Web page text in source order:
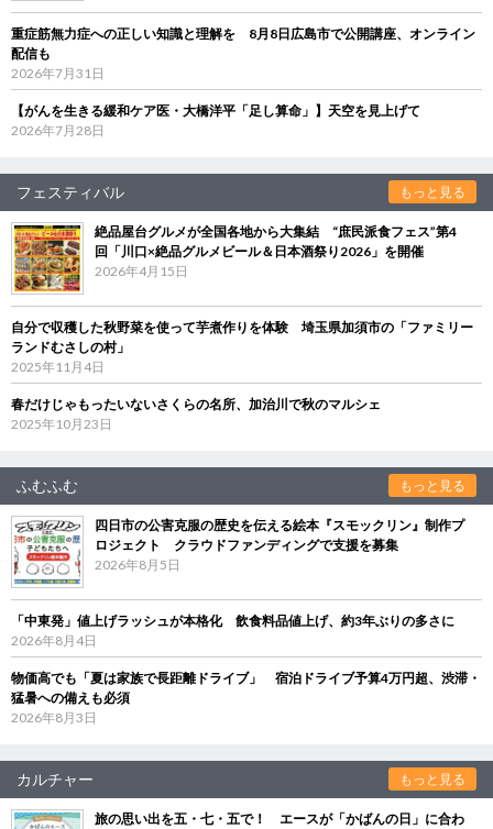
重症筋無力症への正しい知識と理解を 8月8日広島市で公開講座、オンライン
配信も
2026年7月31日
【がんを生きる緩和ケア医・大橋洋平「足し算命」】天空を見上げて
2026年7月28日
フェスティバル もっと見る
絶品屋台グルメが全国各地から大集結 “庶民派食フェス”第4
回「川口×絶品グルメビール＆日本酒祭り2026」を開催
2026年4月15日
自分で収穫した秋野菜を使って芋煮作りを体験 埼玉県加須市の「ファミリー
ランドむさしの村」
2025年11月4日
春だけじゃもったいないさくらの名所、加治川で秋のマルシェ
2025年10月23日
ふむふむ もっと見る
四日市の公害克服の歴史を伝える絵本『スモックリン』制作プ
ロジェクト クラウドファンディングで支援を募集
2026年8月5日
「中東発」値上げラッシュが本格化 飲食料品値上げ、約3年ぶりの多さに
2026年8月4日
物価高でも「夏は家族で長距離ドライブ」 宿泊ドライブ予算4万円超、渋滞・
猛暑への備えも必須
2026年8月3日
カルチャー もっと見る
旅の思い出を五・七・五で！ エースが「かばんの日」に合わ